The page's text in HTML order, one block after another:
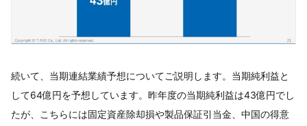
続いて、当期連結業績予想についてご説明します。当期純利益と
して64億円を予想しています。昨年度の当期純利益は43億円でし
たが、こちらには固定資産除却損や製品保証引当金、中国の得意